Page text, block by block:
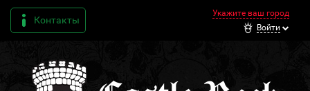
Контакты
Укажите ваш город
Войти